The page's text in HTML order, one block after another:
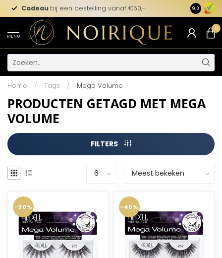
Cadeau bij een bestelling vanaf €50,- 9.3
MENU
0
Home / Tags / Mega Volume
PRODUCTEN GETAGD MET MEGA
VOLUME
FILTERS
-30% -40%